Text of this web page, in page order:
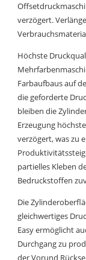
verzögert.
Höchste
Farbaufbaus auf
die geforderte
bleiben die
Erzeugung
verzögert, was zu
partielles Kleben
Bedruckstoffen
Die
gleichwertiges
Easy ermöglicht
Durchgang zu